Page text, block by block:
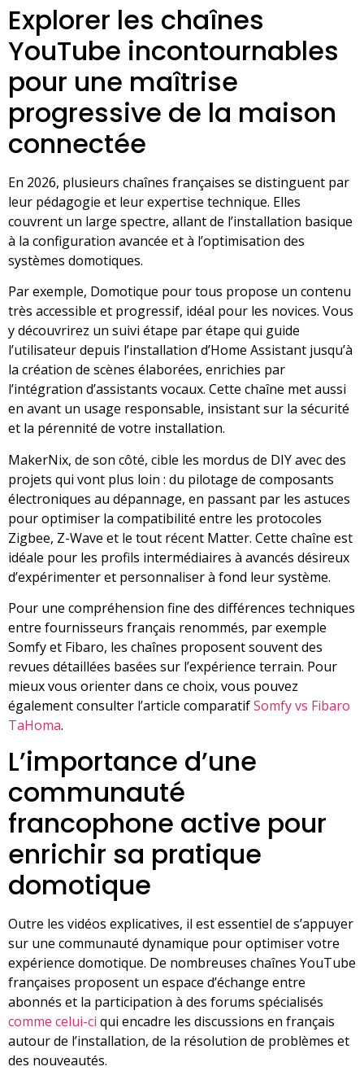
Explorer les chaînes
YouTube incontournables
pour une maîtrise
progressive de la maison
connectée
En 2026, plusieurs chaînes françaises se distinguent par
leur pédagogie et leur expertise technique. Elles
couvrent un large spectre, allant de l’installation basique
à la configuration avancée et à l’optimisation des
systèmes domotiques.
Par exemple, Domotique pour tous propose un contenu
très accessible et progressif, idéal pour les novices. Vous
y découvrirez un suivi étape par étape qui guide
l’utilisateur depuis l’installation d’Home Assistant jusqu’à
la création de scènes élaborées, enrichies par
l’intégration d’assistants vocaux. Cette chaîne met aussi
en avant un usage responsable, insistant sur la sécurité
et la pérennité de votre installation.
MakerNix, de son côté, cible les mordus de DIY avec des
projets qui vont plus loin : du pilotage de composants
électroniques au dépannage, en passant par les astuces
pour optimiser la compatibilité entre les protocoles
Zigbee, Z-Wave et le tout récent Matter. Cette chaîne est
idéale pour les profils intermédiaires à avancés désireux
d’expérimenter et personnaliser à fond leur système.
Pour une compréhension fine des différences techniques
entre fournisseurs français renommés, par exemple
Somfy et Fibaro, les chaînes proposent souvent des
revues détaillées basées sur l’expérience terrain. Pour
mieux vous orienter dans ce choix, vous pouvez
également consulter l’article comparatifSomfy vs Fibaro
TaHoma.
L’importance d’une
communauté
francophone active pour
enrichir sa pratique
domotique
Outre les vidéos explicatives, il est essentiel de s’appuyer
sur une communauté dynamique pour optimiser votre
expérience domotique. De nombreuses chaînes YouTube
françaises proposent un espace d’échange entre
abonnés et la participation à des forums spécialisés
comme celui-ci qui encadre les discussions en français
autour de l’installation, de la résolution de problèmes et
des nouveautés.